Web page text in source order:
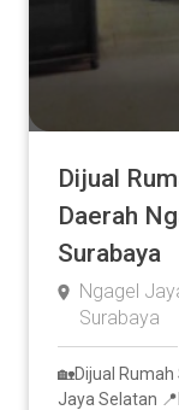
Dijual
Daerah
Surabaya
Ngagel
Surabaya
🏡Dijual Rumah
Jaya Selatan